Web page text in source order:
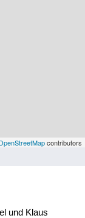
contributors
und Klaus